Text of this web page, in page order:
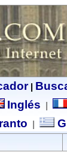
|
Inglés